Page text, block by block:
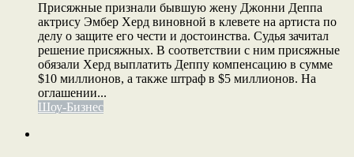
Присяжные признали бывшую жену Джонни Деппа
актрису Эмбер Херд виновной в клевете на артиста по
делу о защите его чести и достоинства. Судья зачитал
решение присяжных. В соответствии с ним присяжные
обязали Херд выплатить Деппу компенсацию в сумме
$10 миллионов, а также штраф в $5 миллионов. На
оглашении...
Шоу-Бизнес